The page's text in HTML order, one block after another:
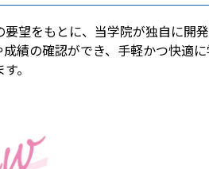
望をもとに、当学院が独自に開
績の確認ができ、手軽かつ快適
。